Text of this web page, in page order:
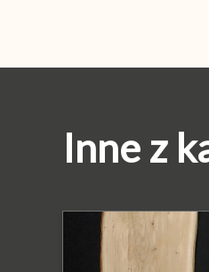
Inne z
PODOBNE